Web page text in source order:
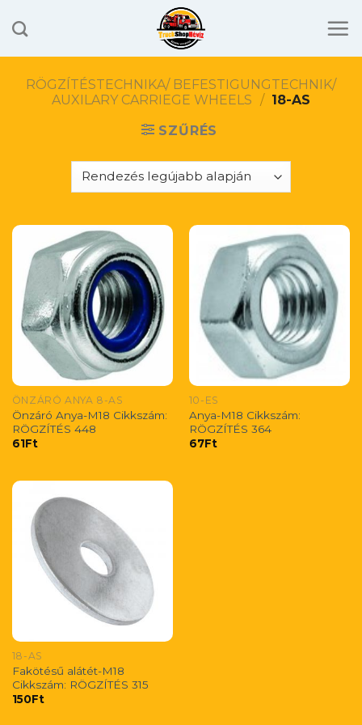
to
RÖGZÍTÉSTECHNIKA/ BEFESTIGUNGTECHNIK/
AUXILARY CARRIEGE WHEELS / 18-AS
SZŰRÉS
ÖNZÁRÓ ANYA 8-AS
Önzáró Anya-M18 Cikkszám:
RÖGZÍTÉS 448
61Ft
10-ES
Anya-M18 Cikkszám:
RÖGZÍTÉS 364
67Ft
18-AS
Fakötésű alátét-M18
Cikkszám: RÖGZÍTÉS 315
150Ft